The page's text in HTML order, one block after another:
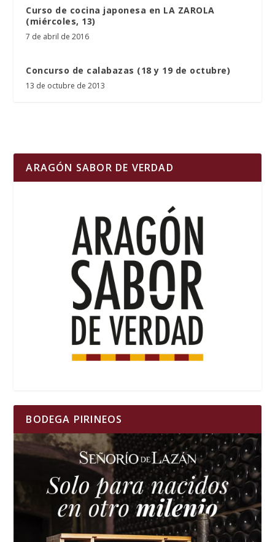
Curso de cocina japonesa en LA ZAROLA
(miércoles, 13)
7 de abril de 2016
Concurso de calabazas (18 y 19 de octubre)
13 de octubre de 2013
ARAGÓN SABOR DE VERDAD
BODEGA PIRINEOS